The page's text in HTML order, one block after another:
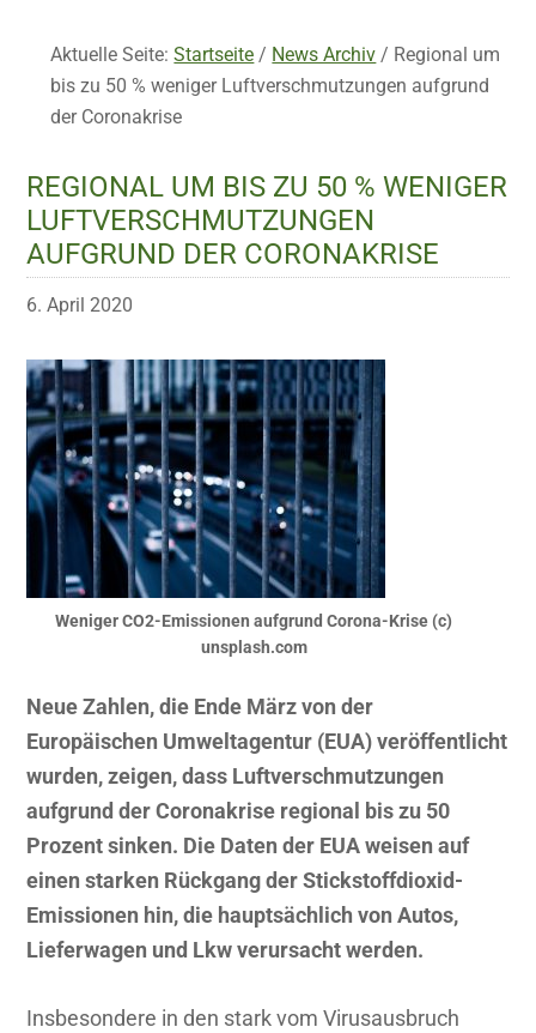
Aktuelle Seite:Startseite / News Archiv / Regional um
bis zu 50 % weniger Luftverschmutzungen aufgrund
der Coronakrise
REGIONAL UM BIS ZU 50 % WENIGER
LUFTVERSCHMUTZUNGEN
AUFGRUND DER CORONAKRISE
6. April 2020
Weniger CO2-Emissionen aufgrund Corona-Krise (c)
unsplash.com
Neue Zahlen, die Ende März von der
Europäischen Umweltagentur (EUA) veröffentlicht
wurden, zeigen, dass Luftverschmutzungen
aufgrund der Coronakrise regional bis zu 50
Prozent sinken. Die Daten der EUA weisen auf
einen starken Rückgang der Stickstoffdioxid-
Emissionen hin, die hauptsächlich von Autos,
Lieferwagen und Lkw verursacht werden.
Insbesondere in den stark vom Virusausbruch